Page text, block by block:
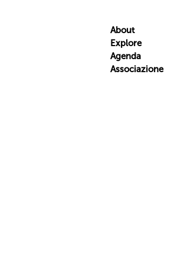
About
Explore
Agenda
Associazione